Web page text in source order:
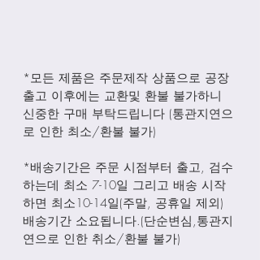
*모든 제품은 주문제작 상품으로 공장
출고 이후에는 교환및 환불 불가하니
신중한 구매 부탁드립니다 (통관지연으
로 인한 최소/환불 불가)
*배송기간은 주문 시점부터 출고, 검수
하는데 최소 7-10일 그리고 배송 시작
하면 최소10-14일(주말, 공휴일 제외)
배송기간 소요됩니다.(단순변심,통관지
연으로 인한 취소/환불 불가)